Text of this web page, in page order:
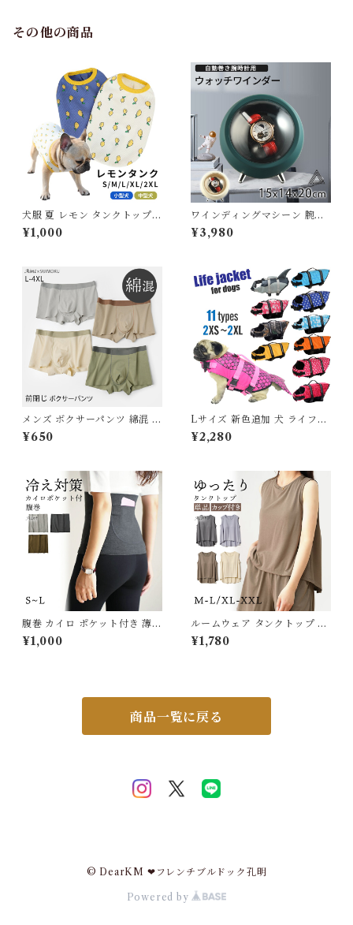
その他の商品
犬服 夏 レモン タンクトップ
春 フレンチブルドッグ パグ 中
型犬 小型犬 フレブル ベージュ
モン柄 KM961T
¥1,000
ワインディングマシーン 腕時
計 自動巻き 保管 自動巻き上げ
機 ウォッチワインダー 時計ケ
超静音設計 父の日 贈り物 静音
静か インテリア ホワイト グリ
ーン 自動巻き機 G276
¥3,980
メンズ ボクサーパンツ 綿混 下
着 前閉じ ストレスフリー 綿た
っぷり 男性用 無地 シンプル
紳士 ボクサー パンツ 綿 コッ
トン グレー L~4XL J-88580
スイモク【水沐良品】
¥650
Lサイズ 新色追加 犬 ライフジ
ャケット 犬用 ドッグ ペット
安全 安心 超小型犬 小型犬 中
ップ救命胴衣 KM514G
¥2,280
腹巻 カイロ ポケット付き 薄手
暖かい 保温 冷え対策 静電気防
止 レディース シンプル 無地
23468 スイモク【水沐良品】
¥1,000
ルームウェア タンクトップ カ
ップ付き ブラ ノースリーブ オ
シャレ ゆったり レディース ホ
軽い 5682168 スイモク【水
品】
¥1,780
商品一覧に戻る
© DearKM ❤︎フレンチブルドック孔明
Powered by